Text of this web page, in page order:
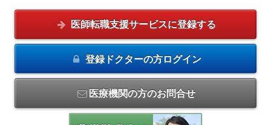
医師転職支援サービスに登録する
登録ドクターの方ログイン
医療機関の方のお問合せ